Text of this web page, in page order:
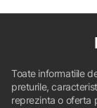
Toate informatiile
preturile,
reprezinta o oferta